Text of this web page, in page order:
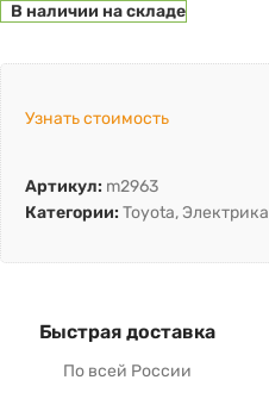
В наличии на складе
Узнать стоимость
Артикул: m2963
Категории: Toyota,Электрика
Быстрая доставка
По всей России